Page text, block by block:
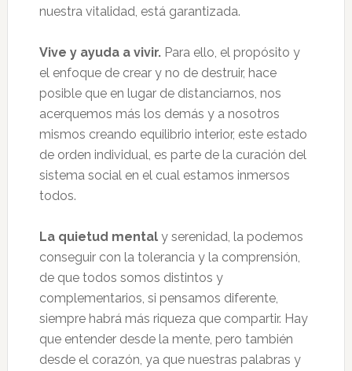
nuestra vitalidad, está garantizada.
Vive y ayuda a vivir.Para ello, el propósito y
el enfoque de crear y no de destruir, hace
posible que en lugar de distanciarnos, nos
acerquemos más los demás y a nosotros
mismos creando equilibrio interior, este estado
de orden individual, es parte de la curación del
sistema social en el cual estamos inmersos
todos.
La quietud mentaly serenidad, la podemos
conseguir con la tolerancia y la comprensión,
de que todos somos distintos y
complementarios, si pensamos diferente,
siempre habrá más riqueza que compartir. Hay
que entender desde la mente, pero también
desde el corazón, ya que nuestras palabras y